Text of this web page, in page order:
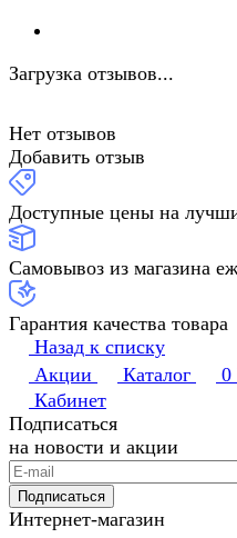
Загрузка отзывов...
Нет отзывов
Добавить отзыв
Доступные цены на
Самовывоз из магазина
Гарантия качества товара
Назад к списку
Акции
Каталог 0
Кабинет
Подписаться
на новости и акции
Подписаться
Интернет-магазин